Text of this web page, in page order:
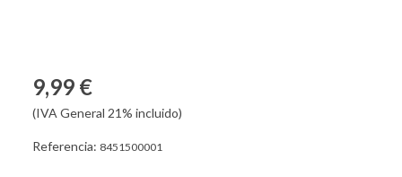
9,99 €
(IVA General 21% incluido)
Referencia: 8451500001